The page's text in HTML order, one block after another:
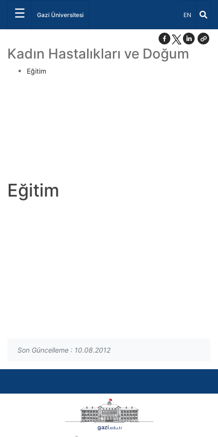
☰ Gazi Üniversitesi Dil Seçiniz
EN
Kadın Hastalıkları ve Doğum
Eğitim
Eğitim
Son Güncelleme : 10.08.2012